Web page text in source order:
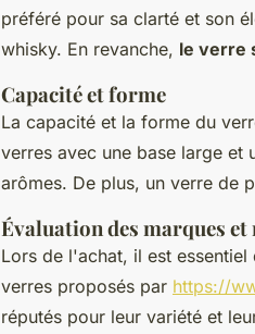
préféré pour sa clarté et son
whisky. En revanche, le verre
Capacité et forme
La capacité et la forme du
verres avec une base large et
arômes. De plus, un verre de
Évaluation des marques et
Lors de l'achat, il est
verres proposés par https://
réputés pour leur variété et